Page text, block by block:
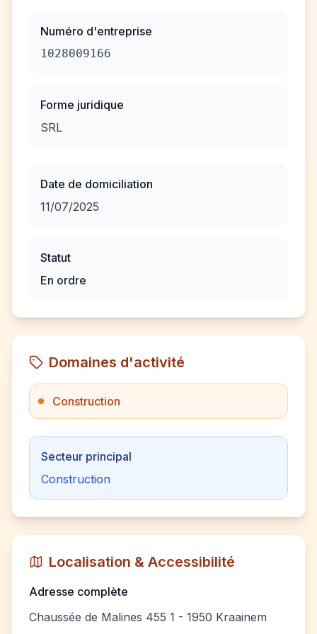
Numéro d'entreprise
1028009166
Forme juridique
SRL
Date de domiciliation
11/07/2025
Statut
En ordre
Domaines d'activité
Construction
Secteur principal
Construction
Localisation & Accessibilité
Adresse complète
Chaussée de Malines 455 1 - 1950 Kraainem